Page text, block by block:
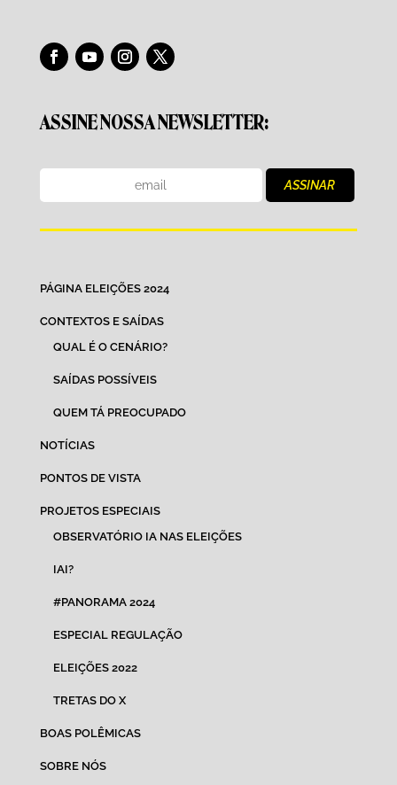
ASSINE NOSSA NEWSLETTER:
PÁGINA ELEIÇÕES 2024
CONTEXTOS E SAÍDAS
QUAL É O CENÁRIO?
SAÍDAS POSSÍVEIS
QUEM TÁ PREOCUPADO
NOTÍCIAS
PONTOS DE VISTA
PROJETOS ESPECIAIS
OBSERVATÓRIO IA NAS ELEIÇÕES
IAI?
#PANORAMA 2024
ESPECIAL REGULAÇÃO
ELEIÇÕES 2022
TRETAS DO X
BOAS POLÊMICAS
SOBRE NÓS